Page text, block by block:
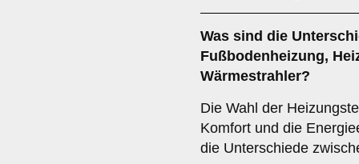
Was sind die
Fußbodenheizung,
Wärmestrahler?
Die Wahl der
Komfort und die
die Unterschiede